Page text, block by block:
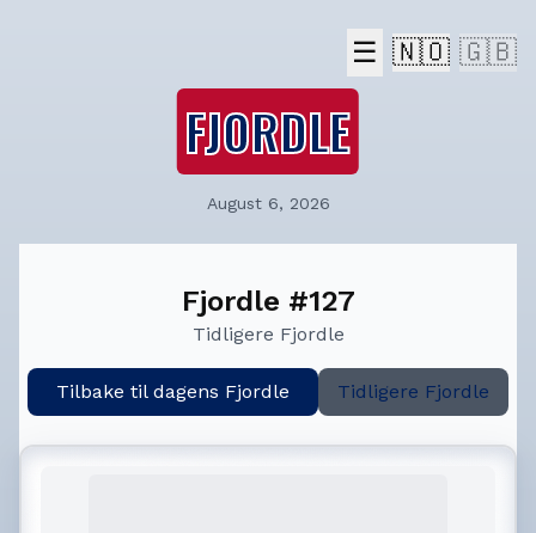
☰ 🇳🇴 🇬🇧
FJORDLE
August 6, 2026
Fjordle #127
Tidligere Fjordle
Tilbake til dagens Fjordle Tidligere Fjordle